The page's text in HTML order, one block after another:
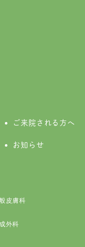
ご来院される方へ
お知らせ
皮膚科
外科